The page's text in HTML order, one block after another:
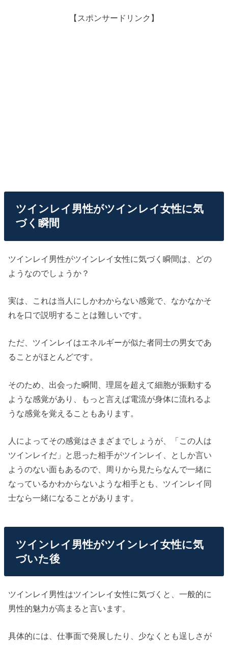
【スポンサードリンク】
ツインレイ男性がツインレイ女性に気
づく瞬間
ツインレイ男性がツインレイ女性に気づく瞬間は、どの
ようなのでしょうか？
実は、これは当人にしかわからない感覚で、なかなかそ
れを口で説明することは難しいです。
ただ、ツインレイはエネルギーが似た者同士の男女であ
ることがほとんどです。
そのため、出会った瞬間、理屈を超えて細胞が振動する
ような感覚があり、もっと言えば電流が身体に流れるよ
うな感覚を覚えることもあります。
人によってその感覚はさまざまでしょうが、「この人は
ツインレイだ」と思った相手がツインレイ、としか言い
ようのない面もあるので、周りから見たらなんで一緒に
なっているかわからないような相手とも、ツインレイ同
士なら一緒になることがあります。
ツインレイ男性がツインレイ女性に気
づいた後
ツインレイ男性はツインレイ女性に気づくと、一般的に
男性的魅力が高まると言います。
具体的には、仕事面で発展したり、少なくとも逞しさが